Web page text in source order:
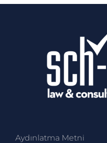
Aydınlatma Metni